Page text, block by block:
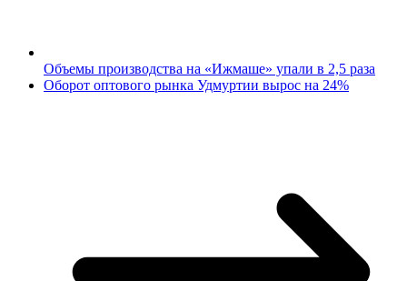
Объемы производства на «Ижмаше» упали в 2,5 раза
Оборот оптового рынка Удмуртии вырос на 24%